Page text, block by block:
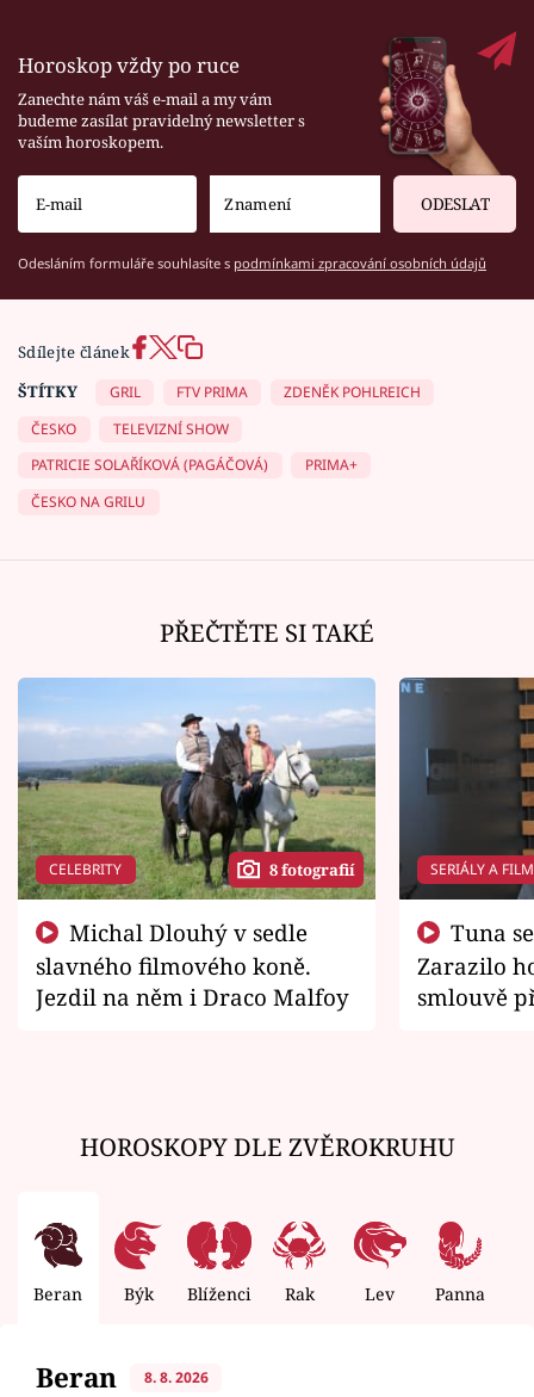
Horoskop vždy po ruce
Zanechte nám váš e-mail a my vám
budeme zasílat pravidelný newsletter s
vaším horoskopem.
ODESLAT
Odesláním formuláře souhlasíte s podmínkami zpracování osobních údajů
Sdílejte článek
ŠTÍTKY
GRIL FTV PRIMA
ZDENĚK POHLREICH
ČESKO
TELEVIZNÍ SHOW
PATRICIE SOLAŘÍKOVÁ (PAGÁČOVÁ)
PRIMA+
ČESKO NA GRILU
PŘEČTĚTE SI TAKÉ
CELEBRITY 8 fotografií
slavného filmového koně.
Jezdil na něm i Draco Malfoy
SERIÁLY A
Zarazilo
smlouvě
HOROSKOPY DLE ZVĚROKRUHU
Beran Býk Blíženci Rak Lev Panna
Beran 8. 8. 2026